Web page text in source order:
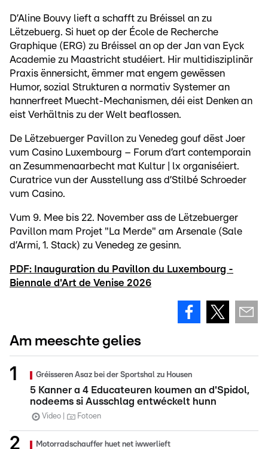
D’Aline Bouvy lieft a schafft zu Bréissel an zu
Lëtzebuerg. Si huet op der École de Recherche
Graphique (ERG) zu Bréissel an op der Jan van Eyck
Academie zu Maastricht studéiert. Hir multidisziplinär
Praxis ënnersicht, ëmmer mat engem gewëssen
Humor, sozial Strukturen a normativ Systemer an
hannerfreet Muecht-Mechanismen, déi eist Denken an
eist Verhältnis zu der Welt beaflossen.
De Lëtzebuerger Pavillon zu Venedeg gouf dëst Joer
vum Casino Luxembourg – Forum d’art contemporain
an Zesummenaarbecht mat Kultur | lx organiséiert.
Curatrice vun der Ausstellung ass d’Stilbé Schroeder
vum Casino.
Vum 9. Mee bis 22. November ass de Lëtzebuerger
Pavillon mam Projet "La Merde" am Arsenale (Sale
d’Armi, 1. Stack) zu Venedeg ze gesinn.
PDF: Inauguration du Pavillon du Luxembourg -
Biennale d'Art de Venise 2026
Am meeschte gelies
Gréisseren Asaz bei der Sportshal zu Housen
5 Kanner a 4 Educateuren koumen an d'Spidol,
nodeems si Ausschlag entwéckelt hunn
Video Fotoen
Motorradschauffer huet net iwwerlieft